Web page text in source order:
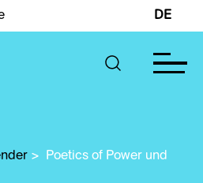
DE
>
Poetics of Power und